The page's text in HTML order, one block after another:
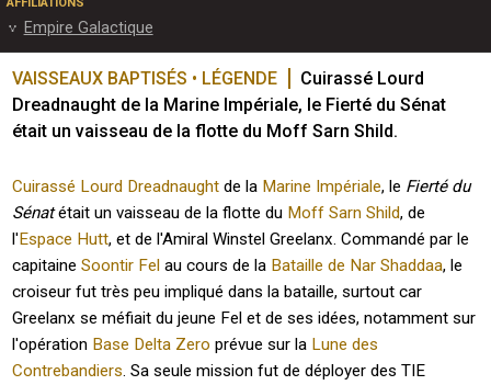
Empire Galactique
VAISSEAUX BAPTISÉS • LÉGENDE
Cuirassé Lourd
Dreadnaught de la Marine Impériale, le Fierté du Sénat
était un vaisseau de la flotte du Moff Sarn Shild.
Cuirassé Lourd Dreadnaught de la Marine Impériale, le Fierté du
Sénatétait un vaisseau de la flotte du Moff Sarn Shild, de
l'Espace Hutt, et de l'Amiral Winstel Greelanx. Commandé par le
capitaineSoontir Fel au cours de la Bataille de Nar Shaddaa, le
croiseur fut très peu impliqué dans la bataille, surtout car
Greelanx se méfiait du jeune Fel et de ses idées, notamment sur
l'opération Base Delta Zero prévue sur la Lune des
Contrebandiers. Sa seule mission fut de déployer des TIE